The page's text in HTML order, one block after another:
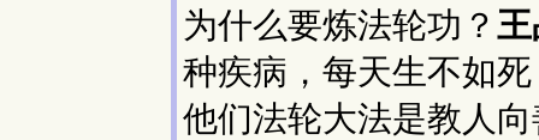
为什么要炼法轮功？
种疾病，每天生不如
他们法轮大法是教人